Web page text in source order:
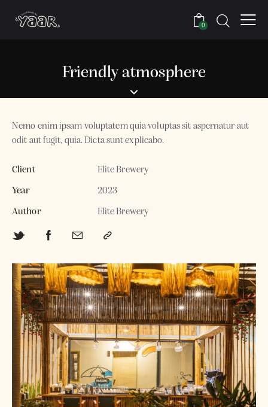
0
Friendly atmosphere
Nemo enim ipsam voluptatem quia voluptas sit aspernatur aut
odit aut fugit, quia. Dicta sunt explicabo.
Client Elite Brewery
Year 2023
Author Elite Brewery